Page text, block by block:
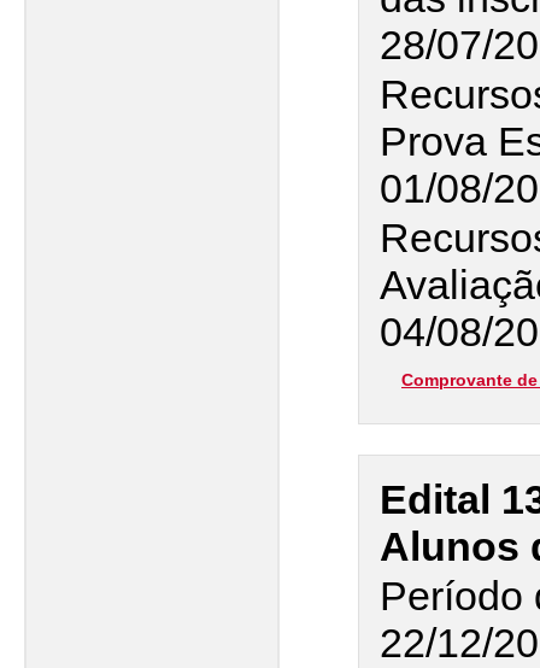
28/07/
Prova
01/08/
04/08/
Comprovante
Edital
Alunos
Período
22/12/